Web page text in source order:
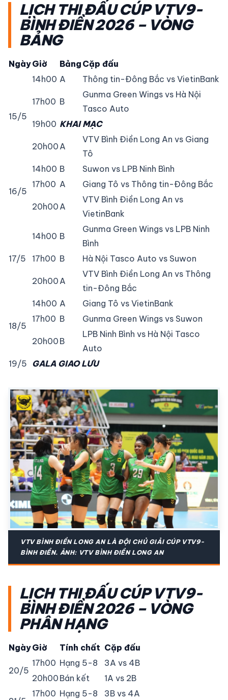
LỊCH THI ĐẤU CÚP VTV9-
BÌNH ĐIỀN 2026 – VÒNG
BẢNG
NgàyGiờ Bảng Cặp đấu
15/5
14h00 A Thông tin-Đông Bắc vs VietinBank
17h00 B
Gunma Green Wings vs Hà Nội
Tasco Auto
19h00 KHAI MẠC
20h00A
VTV Bình Điền Long An vs Giang
Tô
16/5
14h00 B
Suwon vs LPB Ninh Bình
17h00 A Giang Tô vs Thông tin-Đông Bắc
20h00A
VTV Bình Điền Long An vs
VietinBank
17/5
14h00 B
Gunma Green Wings vs LPB Ninh
Bình
17h00 B Hà Nội Tasco Auto vs Suwon
20h00A
VTV Bình Điền Long An vs Thông
tin-Đông Bắc
18/5
14h00 A
Giang Tô vs VietinBank
17h00 B Gunma Green Wings vs Suwon
20h00 B
LPB Ninh Bình vs Hà Nội Tasco
Auto
19/5 GALA GIAO LƯU
VTV BÌNH ĐIỀN LONG AN LÀ ĐỘI CHỦ GIẢI CÚP VTV9-
BÌNH ĐIỀN. ẢNH: VTV BÌNH ĐIỀN LONG AN
LỊCH THI ĐẤU CÚP VTV9-
BÌNH ĐIỀN 2026 – VÒNG
PHÂN HẠNG
NgàyGiờ Tính chất Cặp đấu
20/5
17h00 Hạng 5-8
3A vs 4B
20h00 Bán kết 1A vs 2B
17h00 Hạng 5-8 3B vs 4A